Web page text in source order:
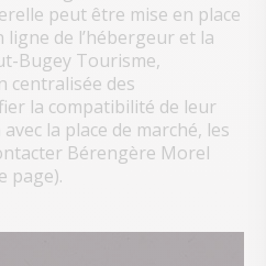
peut être mise en place
ligne de l’hébergeur et la
Bugey Tourisme,
centralisée des
la compatibilité de leur
la place de marché, les
Bérengère Morel
page).